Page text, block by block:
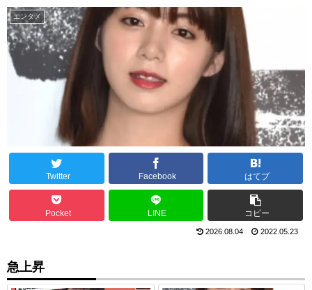
エンタメ
Twitter Facebook はてブ
Pocket LINE コピー
2026.08.04 2022.05.23
急上昇